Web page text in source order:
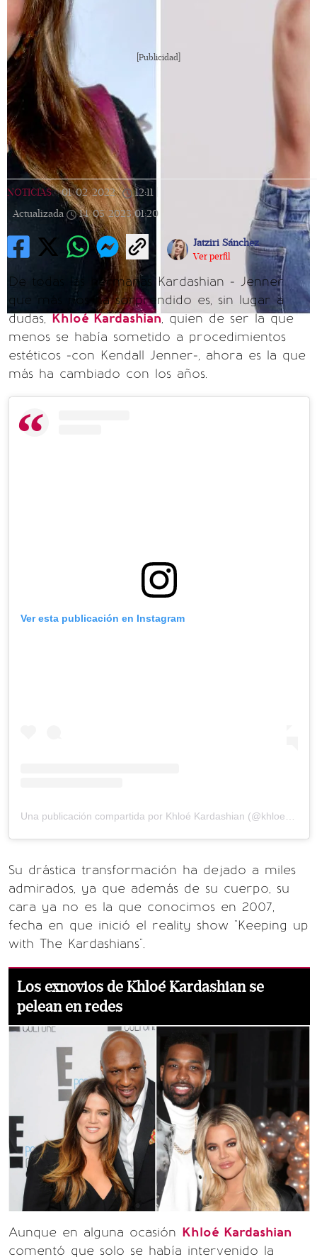
[Publicidad]
NOTICIAS | 01/02/2022 | 12:11
Actualizada
14/05/2023 01:20
Jatziri Sánchez
Ver perfil
De todas las hermanas Kardashian - Jenner
que más nos ha sorprendido es, sin lugar a
dudas,Khloé Kardashian, quien de ser la que
menos se había sometido a procedimientos
estéticos -con Kendall Jenner-, ahora es la que
más ha cambiado con los años.
Ver esta publicación en Instagram
Su drástica transformación ha dejado a miles
admirados, ya que además de su cuerpo, su
cara ya no es la que conocimos en 2007,
fecha en que inició el reality show "Keeping up
with The Kardashians".
Los exnovios de Khloé Kardashian se
pelean en redes
Aunque en alguna ocasión Khloé Kardashian
comentó que solo se había intervenido la